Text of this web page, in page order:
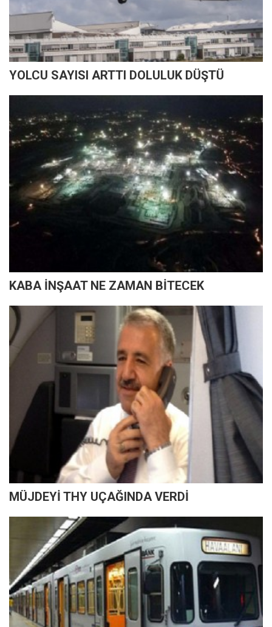
YOLCU SAYISI ARTTI DOLULUK DÜŞTÜ
KABA İNŞAAT NE ZAMAN BİTECEK
MÜJDEYİ THY UÇAĞINDA VERDİ